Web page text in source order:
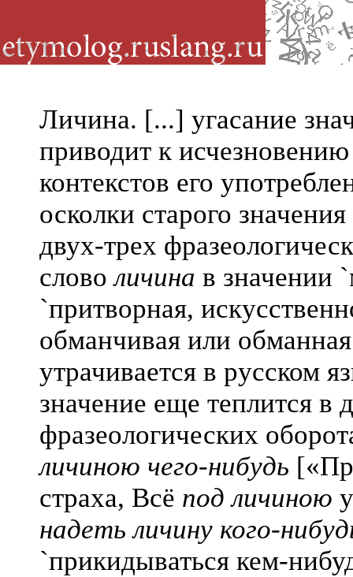
Личина. [...] угасание
приводит к
контекстов его
осколки старого
двух-трех
словоличина в значении
`притворная,
обманчивая или
утрачивается в русском
значение еще теплится в
фразеологических
личиною чего-нибудь
страха, Всё под личиною
надеть личину кого-
`прикидываться кем-